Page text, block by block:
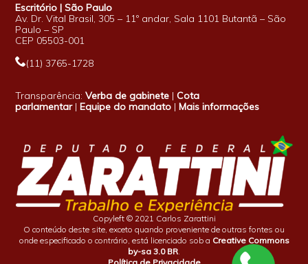
Escritório | São Paulo
Av. Dr. Vital Brasil, 305 – 11º andar, Sala 1101 Butantã – São
Paulo – SP
CEP 05503-001
(11) 3765-1728
Transparência:Verba de gabinete |Cota
parlamentar|Equipe do mandato |Mais informações
Copyleft © 2021 Carlos Zarattini
O conteúdo deste site, exceto quando proveniente de outras fontes ou
onde especificado o contrário, está licenciado sob a Creative Commons
by-sa 3.0 BR